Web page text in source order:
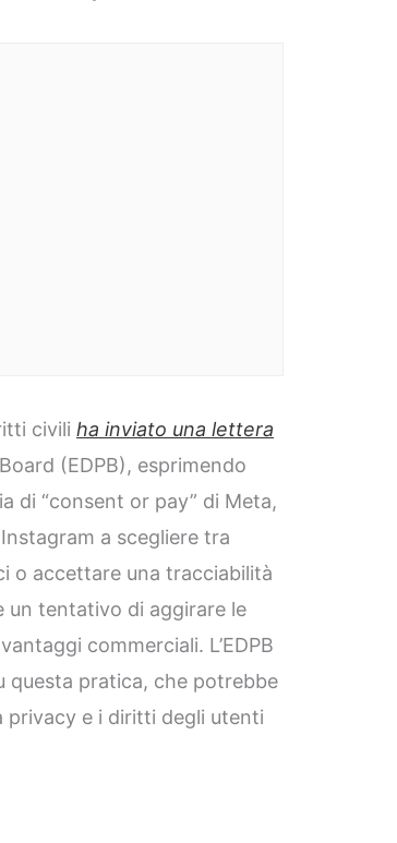
civiliha inviato una lettera
(EDPB), esprimendo
di “consent or pay” di Meta,
a scegliere tra
o accettare una tracciabilità
un tentativo di aggirare le
commerciali. L’EDPB
questa pratica, che potrebbe
privacy e i diritti degli utenti